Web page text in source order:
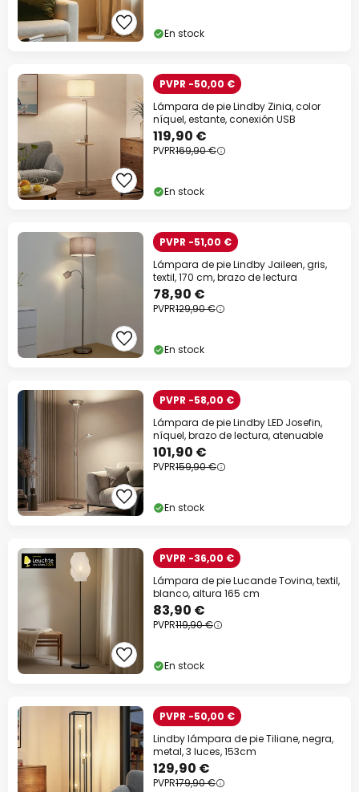
En stock
PVPR -50,00 €
Lámpara de pie Lindby Zinia, color
níquel, estante, conexión USB
119,90 €
PVPR169,90 €
En stock
PVPR -51,00 €
Lámpara de pie Lindby Jaileen, gris,
textil, 170 cm, brazo de lectura
78,90 €
PVPR129,90 €
En stock
PVPR -58,00 €
Lámpara de pie Lindby LED Josefin,
níquel, brazo de lectura, atenuable
101,90 €
PVPR159,90 €
En stock
PVPR -36,00 €
Lámpara de pie Lucande Tovina, textil,
blanco, altura 165 cm
83,90 €
PVPR119,90 €
En stock
PVPR -50,00 €
Lindby lámpara de pie Tiliane, negra,
metal, 3 luces, 153cm
129,90 €
PVPR179,90 €